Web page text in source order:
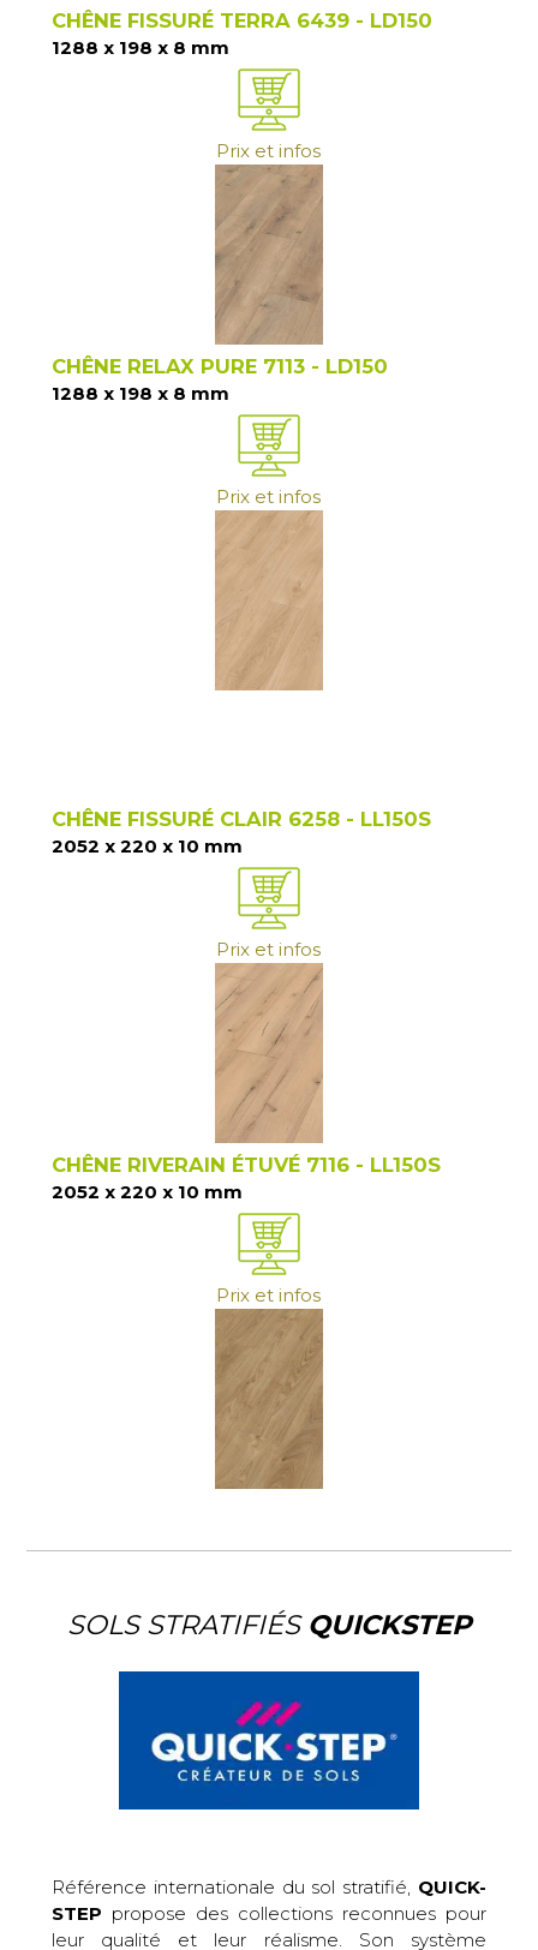
CHÊNE FISSURÉ TERRA 6439 - LD150
1288 x 198 x 8 mm
Prix et infos
CHÊNE RELAX PURE 7113 - LD150
1288 x 198 x 8 mm
Prix et infos
CHÊNE FISSURÉ CLAIR 6258 - LL150S
2052 x 220 x 10 mm
Prix et infos
CHÊNE RIVERAIN ÉTUVÉ 7116 - LL150S
2052 x 220 x 10 mm
Prix et infos
SOLS STRATIFIÉS QUICKSTEP
Référence internationale du sol stratifié, QUICK-
STEP propose des collections reconnues pour
leur qualité et leur réalisme. Son système